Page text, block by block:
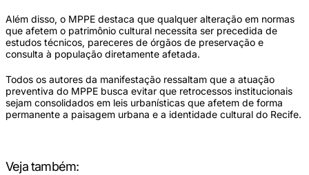
Além disso, o MPPE destaca que qualquer alteração em normas
que afetem o patrimônio cultural necessita ser precedida de
estudos técnicos, pareceres de órgãos de preservação e
consulta à população diretamente afetada.
Todos os autores da manifestação ressaltam que a atuação
preventiva do MPPE busca evitar que retrocessos institucionais
sejam consolidados em leis urbanísticas que afetem de forma
permanente a paisagem urbana e a identidade cultural do Recife.
Veja também: